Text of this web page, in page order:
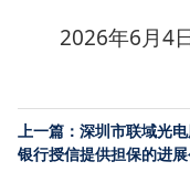
2026年6月4
上一篇：深圳市联域光
银行授信提供担保的进